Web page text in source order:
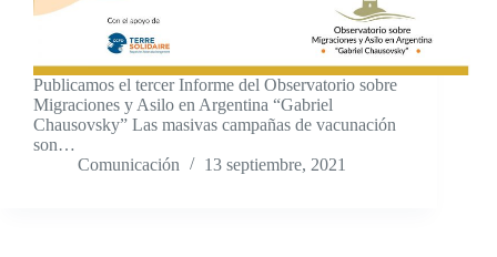
Publicamos el tercer Informe del Observatorio sobre
Migraciones y Asilo en Argentina “Gabriel
Chausovsky” Las masivas campañas de vacunación
son…
Comunicación
13 septiembre, 2021